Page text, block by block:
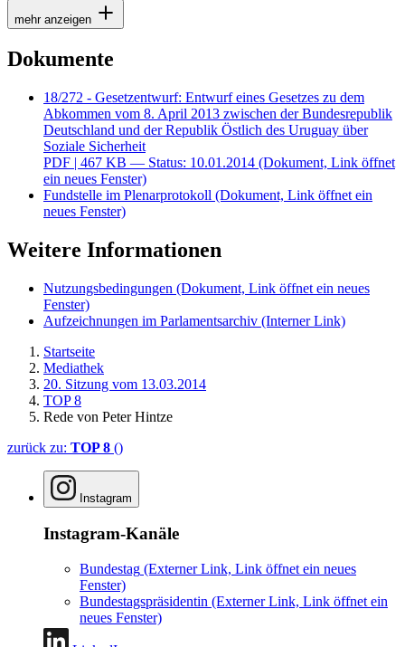
mehr anzeigen
Dokumente
18/272 - Gesetzentwurf: Entwurf eines Gesetzes zu dem
Abkommen vom 8. April 2013 zwischen der Bundesrepublik
Deutschland und der Republik Östlich des Uruguay über
Soziale Sicherheit
PDF | 467 KB — Status: 10.01.2014 (Dokument, Link öffnet
ein neues Fenster)
Fundstelle im Plenarprotokoll (Dokument, Link öffnet ein
neues Fenster)
Weitere Informationen
Nutzungsbedingungen (Dokument, Link öffnet ein neues
Fenster)
Aufzeichnungen im Parlamentsarchiv (Interner Link)
Startseite
Mediathek
20. Sitzung vom 13.03.2014
TOP 8
Rede von Peter Hintze
zurück zu: TOP 8 ()
Instagram
Instagram-Kanäle
Bundestag (Externer Link, Link öffnet ein neues
Fenster)
Bundestagspräsidentin (Externer Link, Link öffnet ein
neues Fenster)